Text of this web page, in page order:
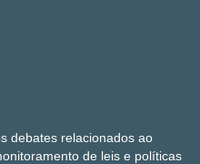
debates relacionados ao
de leis e políticas